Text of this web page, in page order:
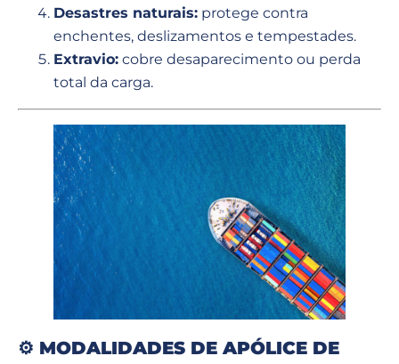
Desastres naturais: protege contra
enchentes, deslizamentos e tempestades.
Extravio: cobre desaparecimento ou perda
total da carga.
⚙️ MODALIDADES DE APÓLICE DE